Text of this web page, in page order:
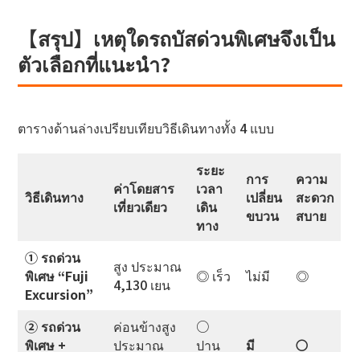
【สรุป】เหตุใดรถบัสด่วนพิเศษจึงเป็น
ตัวเลือกที่แนะนำ?
ตารางด้านล่างเปรียบเทียบวิธีเดินทางทั้ง 4 แบบ
วิธีเดินทาง
ค่าโดยสาร
เที่ยวเดียว
ระยะ
เวลา
เดิน
ทาง
การ
เปลี่ยน
ขบวน
ความ
สะดวก
สบาย
① รถด่วน
พิเศษ “Fuji
Excursion”
สูง ประมาณ
4,130 เยน
◎ เร็ว ไม่มี ◎
② รถด่วน
พิเศษ +
ค่อนข้างสูง
ประมาณ
○
ปาน
มี 〇